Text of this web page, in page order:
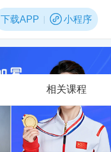
下载APP 小程序
相关课程